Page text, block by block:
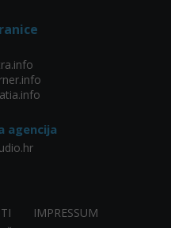
agencija
IMPRESSUM